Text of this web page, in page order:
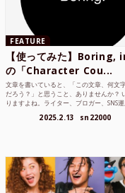
FEATURE
【使ってみた】Boring,
の「Character Cou...
文章を書いていると、「この文章、何文
だろう？」と思うこと、ありませんか？
りますよね。ライター、ブロガー、SNS
2025.2.13 sn22000